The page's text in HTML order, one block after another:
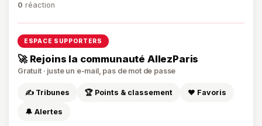
0 réaction
ESPACE SUPPORTERS
🚀 Rejoins la communauté AllezParis
Gratuit · juste un e-mail, pas de mot de passe
✍️ Tribunes 🏆 Points & classement ❤️ Favoris
🔔 Alertes